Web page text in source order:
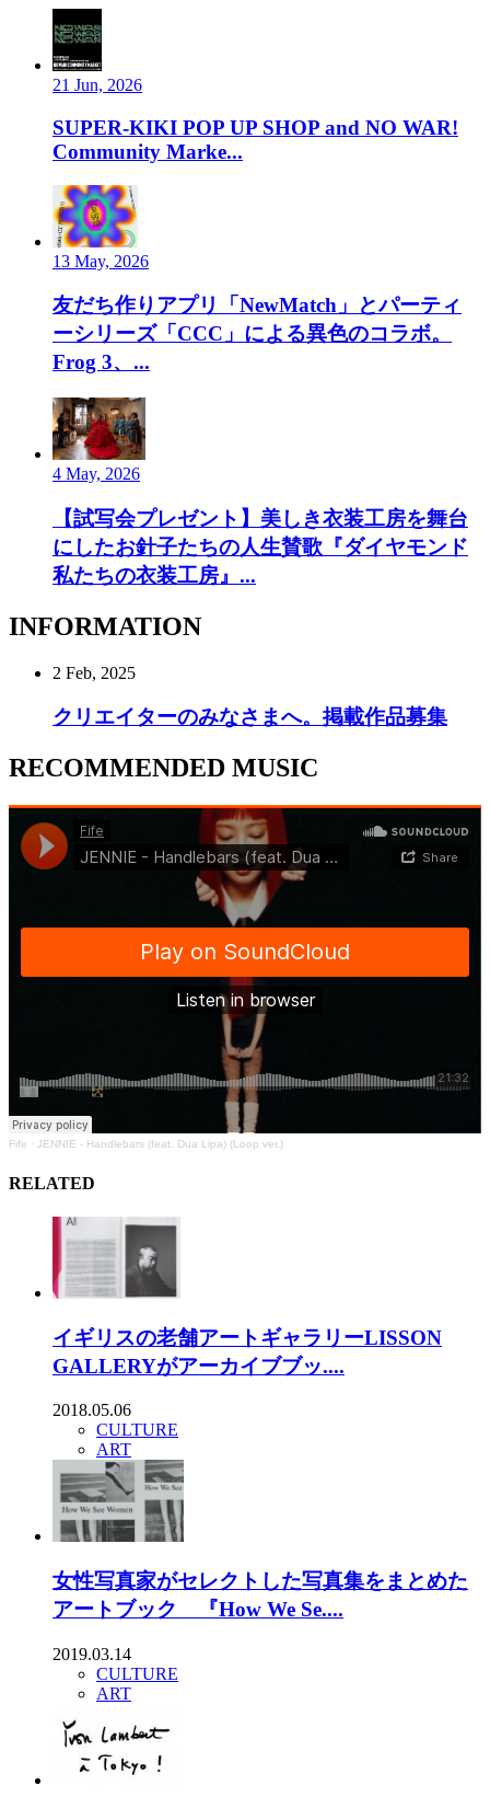
21 Jun, 2026
SUPER-KIKI POP UP SHOP and NO WAR!
Community Marke...
13 May, 2026
友だち作りアプリ「NewMatch」とパーティ
ーシリーズ「CCC」による異色のコラボ。
Frog 3、...
4 May, 2026
【試写会プレゼント】美しき衣装工房を舞台
にしたお針子たちの人生賛歌『ダイヤモンド
私たちの衣装工房』...
INFORMATION
2 Feb, 2025
クリエイターのみなさまへ。掲載作品募集
RECOMMENDED MUSIC
Fife · JENNIE - Handlebars (feat. Dua Lipa) (Loop ver.)
RELATED
イギリスの老舗アートギャラリーLISSON
GALLERYがアーカイブブッ....
2018.05.06
CULTURE
ART
女性写真家がセレクトした写真集をまとめた
アートブック 『How We Se....
2019.03.14
CULTURE
ART